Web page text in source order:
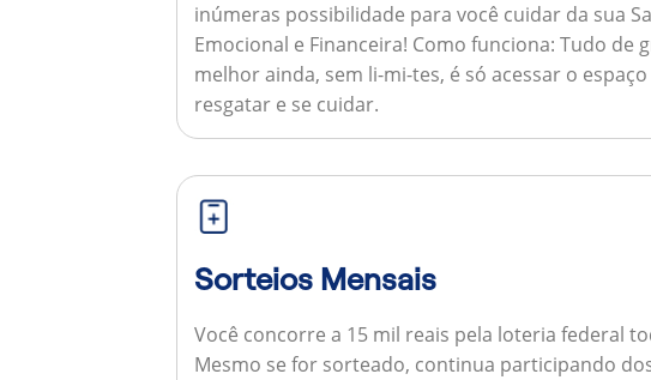
inúmeras possibilidade para você cuidar da sua
Emocional e Financeira! Como funciona: Tudo de
melhor ainda, sem li-mi-tes, é só acessar o
resgatar e se cuidar.
Sorteios Mensais
Você concorre a 15 mil reais pela loteria federal
Mesmo se for sorteado, continua participando